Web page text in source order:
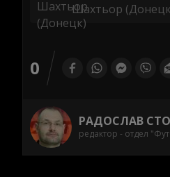
Шахтьор
0
РАДОСЛАВ
редактор - отдел